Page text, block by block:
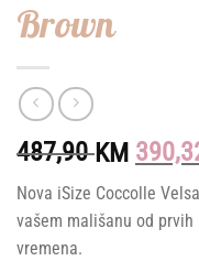
Brown
487,90KM
was:
Nova iSize Coccolle
vašem mališanu od
vremena.